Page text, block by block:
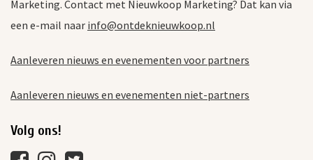
Marketing. Contact met Nieuwkoop Marketing? Dat kan via
een e-mail naar info@ontdeknieuwkoop.nl
Aanleveren nieuws en evenementen voor partners
Aanleveren nieuws en evenementen niet-partners
Volg ons!